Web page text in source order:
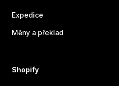
Expedice
Měny a překlad
Shopify